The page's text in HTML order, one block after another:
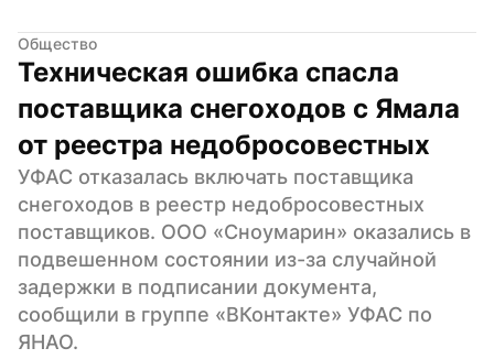
Общество
Техническая ошибка спасла
поставщика снегоходов с Ямала
от реестра недобросовестных
УФАС отказалась включать поставщика
снегоходов в реестр недобросовестных
поставщиков. ООО «Сноумарин» оказались в
подвешенном состоянии из-за случайной
задержки в подписании документа,
сообщили в группе «ВКонтакте» УФАС по
ЯНАО.